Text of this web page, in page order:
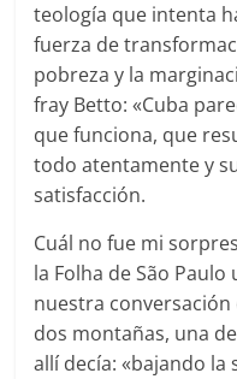
teología que intenta
fuerza de
pobreza y la
fray Betto: «Cuba
que funciona, que
todo atentamente y
satisfacción.
Cuál no fue mi
la Folha de São
nuestra
dos montañas, una
allí decía: «bajando